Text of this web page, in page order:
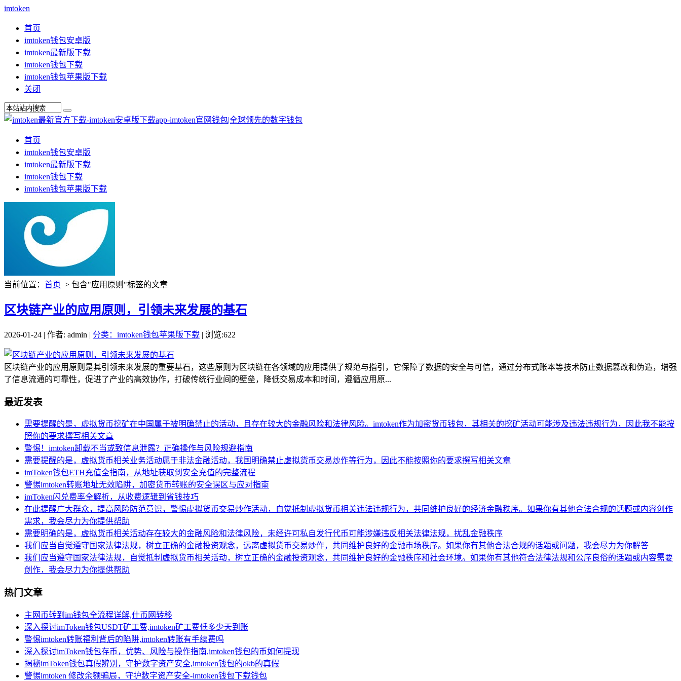
imtoken
首页
imtoken钱包安卓版
imtoken最新版下载
imtoken钱包下载
imtoken钱包苹果版下载
关闭
首页
imtoken钱包安卓版
imtoken最新版下载
imtoken钱包下载
imtoken钱包苹果版下载
当前位置： 首页 > 包含"应用原则"标签的文章
区块链产业的应用原则，引领未来发展的基石
2026-01-24 | 作者: admin | 分类：imtoken钱包苹果版下载 | 浏览:622
区块链产业的应用原则是其引领未来发展的重要基石，这些原则为区块链在各领域的应用提供了规范与指引，它保障了数据的安全与可信，通过分布式账本等技术防止数据篡改和伪造，增强
了信息流通的可靠性，促进了产业的高效协作，打破传统行业间的壁垒，降低交易成本和时间，遵循应用原...
最近发表
需要提醒的是，虚拟货币挖矿在中国属于被明确禁止的活动，且存在较大的金融风险和法律风险。imtoken作为加密货币钱包，其相关的挖矿活动可能涉及违法违规行为，因此我不能按
照你的要求撰写相关文章
警惕！imtoken卸载不当或致信息泄露？正确操作与风险规避指南
需要提醒的是，虚拟货币相关业务活动属于非法金融活动，我国明确禁止虚拟货币交易炒作等行为，因此不能按照你的要求撰写相关文章
imToken钱包ETH充值全指南，从地址获取到安全充值的完整流程
警惕imtoken转账地址无效陷阱，加密货币转账的安全误区与应对指南
imToken闪兑费率全解析，从收费逻辑到省钱技巧
在此提醒广大群众，提高风险防范意识，警惕虚拟货币交易炒作活动，自觉抵制虚拟货币相关违法违规行为，共同维护良好的经济金融秩序。如果你有其他合法合规的话题或内容创作
需求，我会尽力为你提供帮助
需要明确的是，虚拟货币相关活动存在较大的金融风险和法律风险，未经许可私自发行代币可能涉嫌违反相关法律法规，扰乱金融秩序
我们应当自觉遵守国家法律法规，树立正确的金融投资观念，远离虚拟货币交易炒作，共同维护良好的金融市场秩序。如果你有其他合法合规的话题或问题，我会尽力为你解答
我们应当遵守国家法律法规，自觉抵制虚拟货币相关活动，树立正确的金融投资观念，共同维护良好的金融秩序和社会环境。如果你有其他符合法律法规和公序良俗的话题或内容需要
创作，我会尽力为你提供帮助
热门文章
主网币转到im钱包全流程详解,什币网转移
深入探讨imToken钱包USDT矿工费,imtoken矿工费低多少天到账
警惕imtoken转账福利背后的陷阱,imtoken转账有手续费吗
深入探讨imToken钱包存币，优势、风险与操作指南,imtoken钱包的币如何提现
揭秘imToken钱包真假辨别，守护数字资产安全,imtoken钱包的okb的真假
警惕imtoken 修改余额骗局，守护数字资产安全-imtoken钱包下载钱包